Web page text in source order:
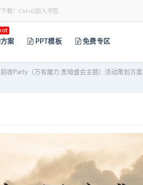
载！Ctrl+D加入书签
案 PPT模板 免费专区
夜Party（万有魔力 黑暗盛会主题）活动策划方案